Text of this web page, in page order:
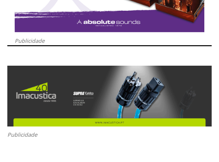
Publicidade
Publicidade